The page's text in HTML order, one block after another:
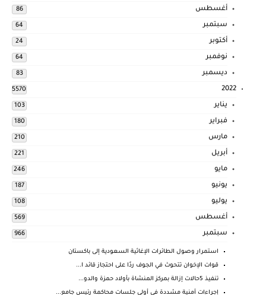
أغسطس 86
سبتمبر 64
أكتوبر 24
نوفمبر 64
ديسمبر 83
2022
5570
يناير 103
فبراير 180
مارس 210
أبريل 221
مايو 246
يونيو 187
يوليو 108
أغسطس 569
سبتمبر 966
استمرار وصول الطائرات الإغاثية السعودية إلى باكستان
قوات الإخوان تتحوث في الجوف ردًا على احتجاز قائد ا...
تنفيذ 5حالات إزالة بمركز المنشاة بأولاد حمزة والدو...
إجراءات أمنية مشددة فى أولى جلسات محاكمة رئيس جامع...